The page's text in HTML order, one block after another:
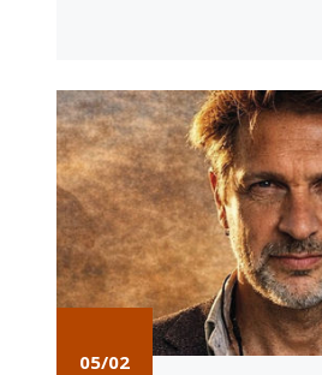
Refuge canin
Marchés
Urbanisme et
logement
Économie et
commerce
Réseau de
chaleur urbain
05/02